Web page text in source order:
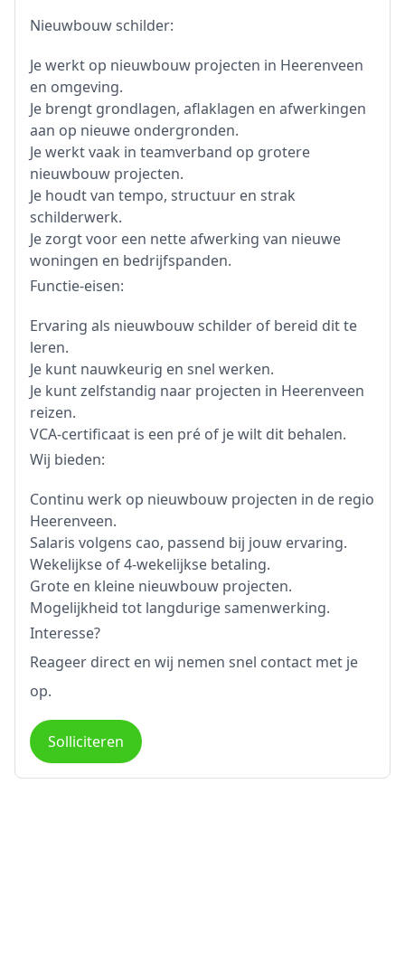
Nieuwbouw schilder:
Je werkt op nieuwbouw projecten in Heerenveen
en omgeving.
Je brengt grondlagen, aflaklagen en afwerkingen
aan op nieuwe ondergronden.
Je werkt vaak in teamverband op grotere
nieuwbouw projecten.
Je houdt van tempo, structuur en strak
schilderwerk.
Je zorgt voor een nette afwerking van nieuwe
woningen en bedrijfspanden.
Functie-eisen:
Ervaring als nieuwbouw schilder of bereid dit te
leren.
Je kunt nauwkeurig en snel werken.
Je kunt zelfstandig naar projecten in Heerenveen
reizen.
VCA-certificaat is een pré of je wilt dit behalen.
Wij bieden:
Continu werk op nieuwbouw projecten in de regio
Heerenveen.
Salaris volgens cao, passend bij jouw ervaring.
Wekelijkse of 4-wekelijkse betaling.
Grote en kleine nieuwbouw projecten.
Mogelijkheid tot langdurige samenwerking.
Interesse?
Reageer direct en wij nemen snel contact met je
op.
Solliciteren